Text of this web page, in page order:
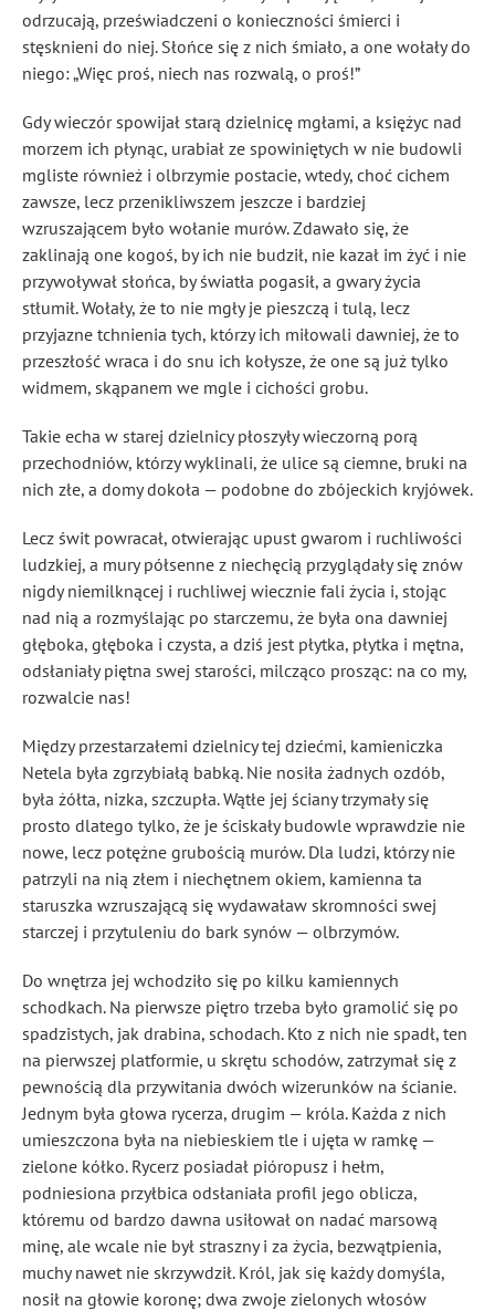
odrzucają, przeświadczeni o konieczności śmierci i
stęsknieni do niej. Słońce się z nich śmiało, a one wołały do
niego: „Więc proś, niech nas rozwalą, o proś!”
Gdy wieczór spowijał starą dzielnicę mgłami, a księżyc nad
morzem ich płynąc, urabiał ze spowiniętych w nie budowli
mgliste również i olbrzymie postacie, wtedy, choć cichem
zawsze, lecz przenikliwszem jeszcze i bardziej
wzruszającem było wołanie murów. Zdawało się, że
zaklinają one kogoś, by ich nie budził, nie kazał im żyć i nie
przywoływał słońca, by światła pogasił, a gwary życia
stłumił. Wołały, że to nie mgły je pieszczą i tulą, lecz
przyjazne tchnienia tych, którzy ich miłowali dawniej, że to
przeszłość wraca i do snu ich kołysze, że one są już tylko
widmem, skąpanem we mgle i cichości grobu.
Takie echa w starej dzielnicy płoszyły wieczorną porą
przechodniów, którzy wyklinali, że ulice są ciemne, bruki na
nich złe, a domy dokoła — podobne do zbójeckich kryjówek.
Lecz świt powracał, otwierając upust gwarom i ruchliwości
ludzkiej, a mury półsenne z niechęcią przyglądały się znów
nigdy niemilknącej i ruchliwej wiecznie fali życia i, stojąc
nad nią a rozmyślając po starczemu, że była ona dawniej
głęboka, głęboka i czysta, a dziś jest płytka, płytka i mętna,
odsłaniały piętna swej starości, milcząco prosząc: na co my,
rozwalcie nas!
Między przestarzałemi dzielnicy tej dziećmi, kamieniczka
Netela była zgrzybiałą babką. Nie nosiła żadnych ozdób,
była żółta, nizka, szczupła. Wątłe jej ściany trzymały się
prosto dlatego tylko, że je ściskały budowle wprawdzie nie
nowe, lecz potężne grubością murów. Dla ludzi, którzy nie
patrzyli na nią złem i niechętnem okiem, kamienna ta
staruszka wzruszającą się wydawaław skromności swej
starczej i przytuleniu do bark synów — olbrzymów.
Do wnętrza jej wchodziło się po kilku kamiennych
schodkach. Na pierwsze piętro trzeba było gramolić się po
spadzistych, jak drabina, schodach. Kto z nich nie spadł, ten
na pierwszej platformie, u skrętu schodów, zatrzymał się z
pewnością dla przywitania dwóch wizerunków na ścianie.
Jednym była głowa rycerza, drugim — króla. Każda z nich
umieszczona była na niebieskiem tle i ujęta w ramkę —
zielone kółko. Rycerz posiadał pióropusz i hełm,
podniesiona przyłbica odsłaniała profil jego oblicza,
któremu od bardzo dawna usiłował on nadać marsową
minę, ale wcale nie był straszny i za życia, bezwątpienia,
muchy nawet nie skrzywdził. Król, jak się każdy domyśla,
nosił na głowie koronę; dwa zwoje zielonych włosów